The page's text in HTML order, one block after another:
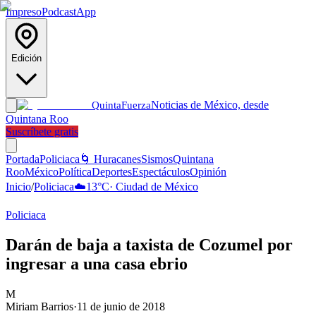
ImpresoPodcastApp
Edición
QuintaFuerzaNoticias de México, desde
Quintana Roo
Suscríbete gratis
PortadaPoliciaca 🌀 HuracanesSismosQuintana
RooMéxicoPolíticaDeportesEspectáculosOpinión
Inicio/Policiaca☁️13°C· Ciudad de México
Policiaca
Darán de baja a taxista de Cozumel por
ingresar a una casa ebrio
M
Miriam Barrios·11 de junio de 2018